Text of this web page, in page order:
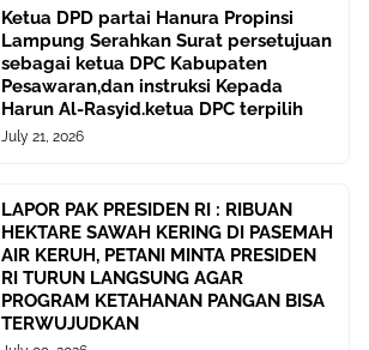
Ketua DPD partai Hanura Propinsi
Lampung Serahkan Surat persetujuan
sebagai ketua DPC Kabupaten
Pesawaran,dan instruksi Kepada
Harun Al-Rasyid.ketua DPC terpilih
July 21, 2026
LAPOR PAK PRESIDEN RI : RIBUAN
HEKTARE SAWAH KERING DI PASEMAH
AIR KERUH, PETANI MINTA PRESIDEN
RI TURUN LANGSUNG AGAR
PROGRAM KETAHANAN PANGAN BISA
TERWUJUDKAN